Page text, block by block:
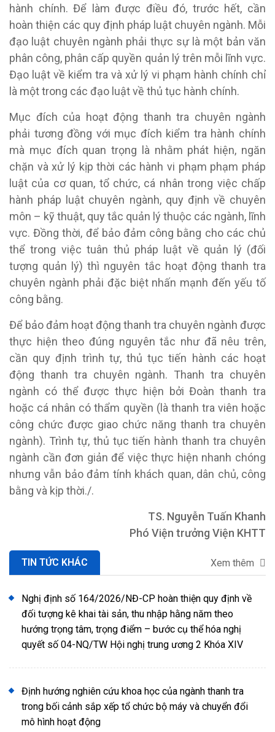
hành chính. Để làm được điều đó, trước hết, cần
hoàn thiện các quy định pháp luật chuyên ngành. Mỗi
đạo luật chuyên ngành phải thực sự là một bản văn
phân công, phân cấp quyền quản lý trên mỗi lĩnh vực.
Đạo luật về kiểm tra và xử lý vi phạm hành chính chỉ
là một trong các đạo luật về thủ tục hành chính.
Mục đích của hoạt động thanh tra chuyên ngành
phải tương đồng với mục đích kiểm tra hành chính
mà mục đích quan trọng là nhằm phát hiện, ngăn
chặn và xử lý kịp thời các hành vi phạm phạm pháp
luật của cơ quan, tổ chức, cá nhân trong việc chấp
hành pháp luật chuyên ngành, quy định về chuyên
môn – kỹ thuật, quy tắc quản lý thuộc các ngành, lĩnh
vực. Đồng thời, để bảo đảm công bằng cho các chủ
thể trong việc tuân thủ pháp luật về quản lý (đối
tượng quản lý) thì nguyên tắc hoạt động thanh tra
chuyên ngành phải đặc biệt nhấn mạnh đến yếu tố
công bằng.
Để bảo đảm hoạt động thanh tra chuyên ngành được
thực hiện theo đúng nguyên tắc như đã nêu trên,
cần quy định trình tự, thủ tục tiến hành các hoạt
động thanh tra chuyên ngành. Thanh tra chuyên
ngành có thể được thực hiện bởi Đoàn thanh tra
hoặc cá nhân có thẩm quyền (là thanh tra viên hoặc
công chức được giao chức năng thanh tra chuyên
ngành). Trình tự, thủ tục tiến hành thanh tra chuyên
ngành cần đơn giản để việc thực hiện nhanh chóng
nhưng vẫn bảo đảm tính khách quan, dân chủ, công
bằng và kịp thời./.
TS. Nguyễn Tuấn Khanh
Phó Viện trưởng Viện KHTT
TIN TỨC KHÁC Xem thêm
Nghị định số 164/2026/NĐ-CP hoàn thiện quy định về
đối tượng kê khai tài sản, thu nhập hằng năm theo
hướng trọng tâm, trọng điểm – bước cụ thể hóa nghị
quyết số 04-NQ/TW Hội nghị trung ương 2 Khóa XIV
Định hướng nghiên cứu khoa học của ngành thanh tra
trong bối cảnh sắp xếp tổ chức bộ máy và chuyển đổi
mô hình hoạt động